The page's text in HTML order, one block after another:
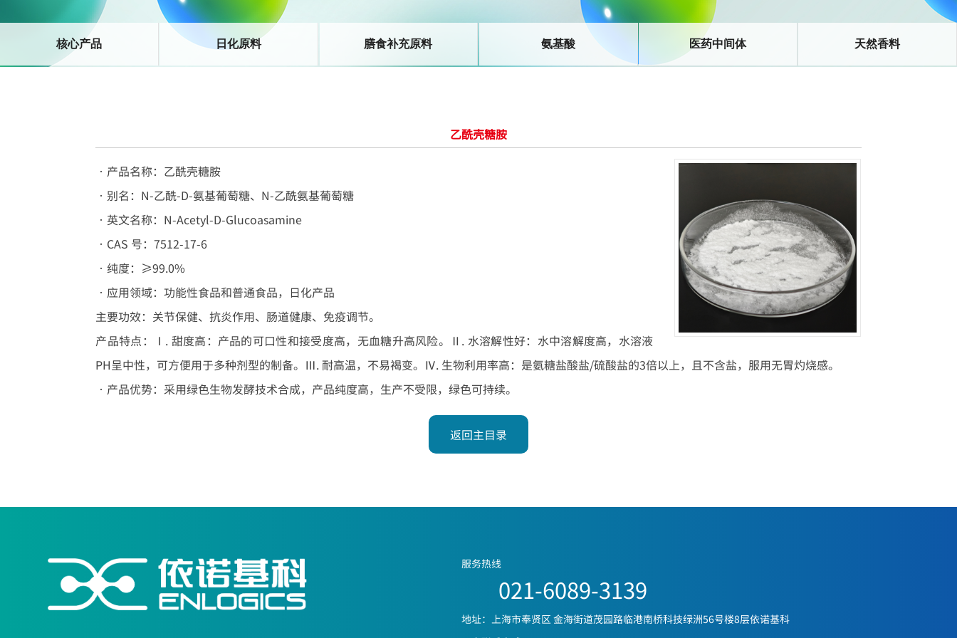
核心产品 日化原料 膳食补充原料 氨基酸 医药中间体 天然香料
乙酰壳糖胺
•产品名称：乙酰壳糖胺
•别名：N-乙酰-D-氨基葡萄糖、N-乙酰氨基葡萄糖
•英文名称：N-Acetyl-D-Glucoasamine
•CAS 号：7512-17-6
•纯度：≥99.0%
•应用领域：功能性食品和普通食品，日化产品
主要功效：关节保健、抗炎作用、肠道健康、免疫调节。
产品特点：Ⅰ. 甜度高：产品的可口性和接受度高，无血糖升高风险。Ⅱ. 水溶解性好：水中溶解度高，水溶液
PH呈中性，可方便用于多种剂型的制备。Ⅲ. 耐高温，不易褐变。Ⅳ. 生物利用率高：是氨糖盐酸盐/硫酸盐的3倍以上，且不含盐，服用无胃灼烧感。
•产品优势：采用绿色生物发酵技术合成，产品纯度高，生产不受限，绿色可持续。
返回主目录
服务热线
021-6089-3139
地址：上海市奉贤区 金海街道茂园路临港南桥科技绿洲56号楼8层依诺基科